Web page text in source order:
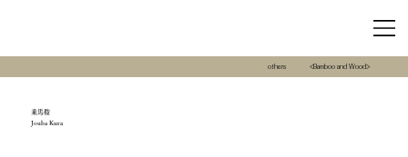
others <Bamboo and Wood>
乗馬鞍
Jouba Kura